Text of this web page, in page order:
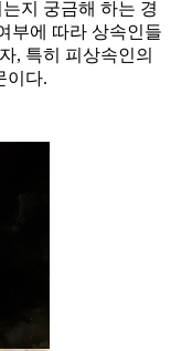
지 궁금해 하는 경
부에 따라 상속인들
, 특히 피상속인의
이다.